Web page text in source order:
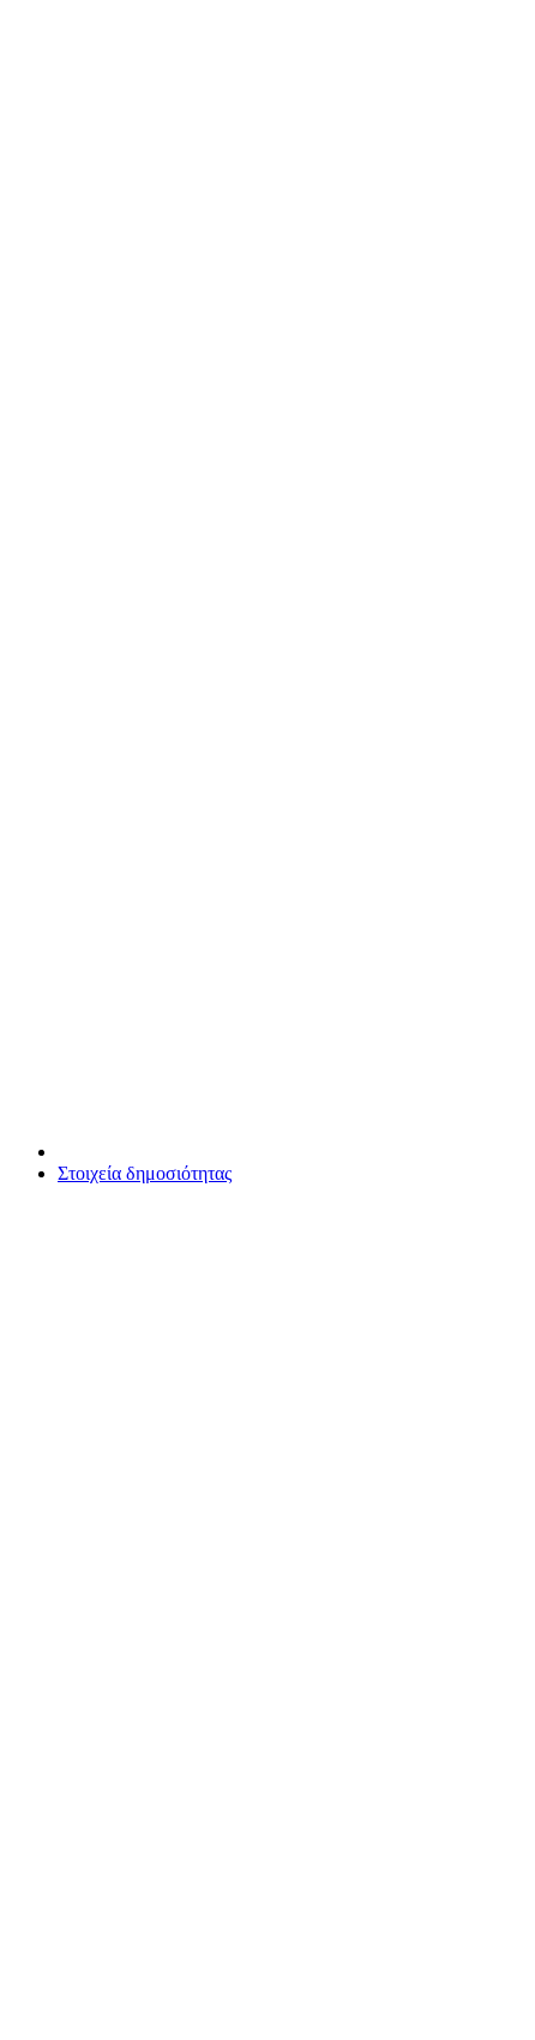
Στοιχεία δημοσιότητας